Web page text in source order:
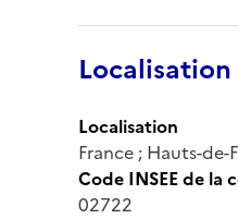
Localisation
Localisation
France ; Hauts-de-
Code INSEE de la
02722